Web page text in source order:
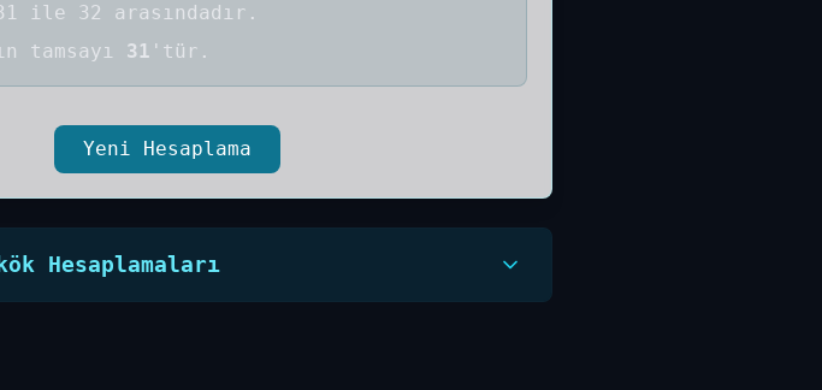
ile 32 arasındadır.
tamsayı 31 'tür.
Yeni Hesaplama
Hesaplamaları